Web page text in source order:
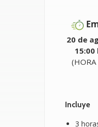
20 de
15:00
(HORA
Incluye
3